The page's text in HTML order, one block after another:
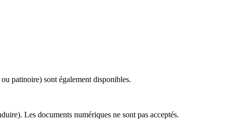
patinoire) sont également disponibles.
Les documents numériques ne sont pas acceptés.